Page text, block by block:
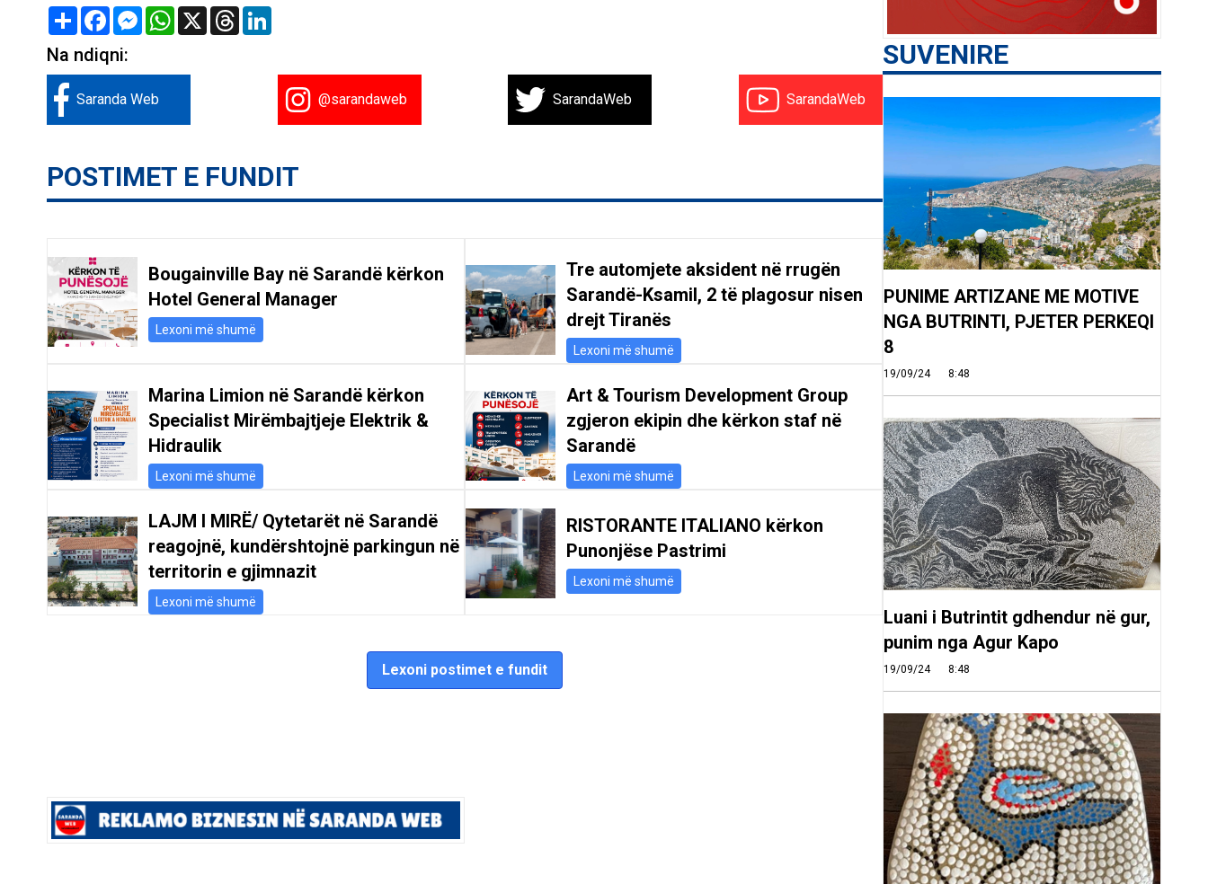
Share FacebookMessenger
WhatsApp
X Threads
Na ndiqni:
Saranda Web @sarandaweb SarandaWeb SarandaWeb
POSTIMET E FUNDIT
Bougainville Bay në Sarandë kërkon
Hotel General Manager
Lexoni më shumë
Tre automjete aksident në rrugën
Sarandë-Ksamil, 2 të plagosur nisen
drejt Tiranës
Lexoni më shumë
Marina Limion në Sarandë kërkon
Specialist Mirëmbajtjeje Elektrik &
Hidraulik
Lexoni më shumë
Art & Tourism Development Group
zgjeron ekipin dhe kërkon staf në
Sarandë
Lexoni më shumë
LAJM I MIRË/ Qytetarët në Sarandë
reagojnë, kundërshtojnë parkingun në
territorin e gjimnazit
Lexoni më shumë
RISTORANTE ITALIANO kërkon
Punonjëse Pastrimi
Lexoni më shumë
Lexoni postimet e fundit
SUVENIRE
PUNIME ARTIZANE ME MOTIVE
NGA BUTRINTI, PJETER PERKEQI
8
19/09/24 8:48
Luani i Butrintit gdhendur në gur,
punim nga Agur Kapo
19/09/24 8:48